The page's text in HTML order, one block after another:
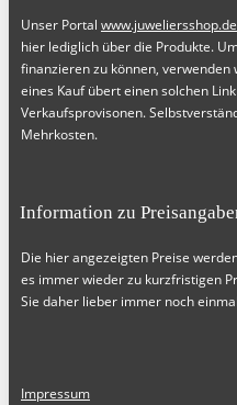
Unser Portal www.juweliersshop.de
hier lediglich über die Produkte.
finanzieren zu können, verwenden
eines Kauf übert einen solchen
Verkaufsprovisonen.
Mehrkosten.
Information zu
Die hier angezeigten Preise
es immer wieder zu kurzfristigen
Sie daher lieber immer noch
Impressum